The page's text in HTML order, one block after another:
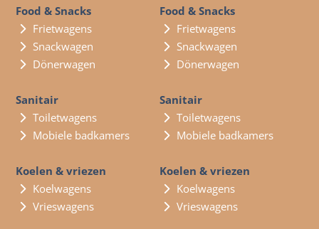
Food & Snacks
Frietwagens
Snackwagen
Dönerwagen
Sanitair
Toiletwagens
Mobiele badkamers
Koelen & vriezen
Koelwagens
Vrieswagens
Food & Snacks
Frietwagens
Snackwagen
Dönerwagen
Sanitair
Toiletwagens
Mobiele badkamers
Koelen & vriezen
Koelwagens
Vrieswagens